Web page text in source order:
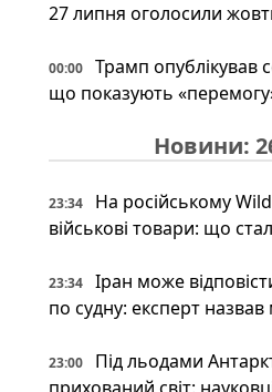
27 липня оголосили
00:00
Трамп опублікував
що показують
Новини:
23:34
На російському
військові товари: що
23:34
Іран може
по судну: експерт назвав
23:00
Під льодами